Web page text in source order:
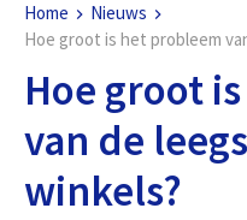
Home
Nieuws
Hoe groot is het probleem
Hoe groot
van de
winkels?